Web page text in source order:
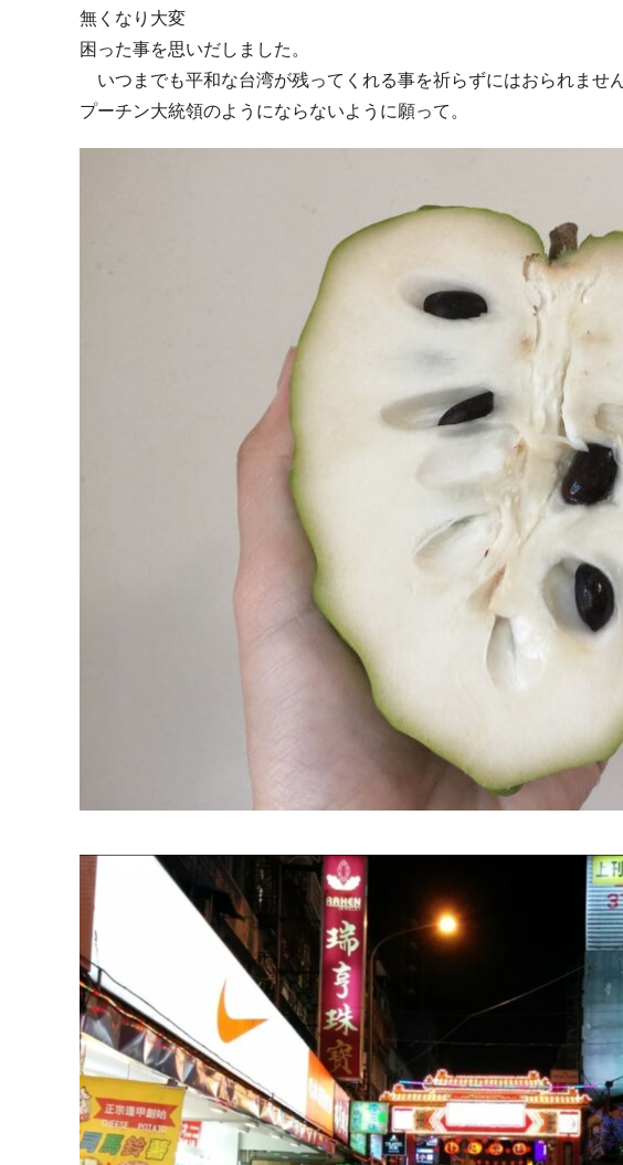
無くなり大変
困った事を思いだしました。
いつまでも平和な台湾が残ってくれる事を祈らずにはおられませ
プーチン大統領のようにならないように願って。